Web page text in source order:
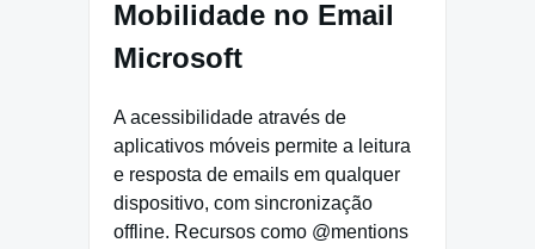
Mobilidade no Email
Microsoft
A acessibilidade através de
aplicativos móveis permite a leitura
e resposta de emails em qualquer
dispositivo, com sincronização
offline. Recursos como @mentions